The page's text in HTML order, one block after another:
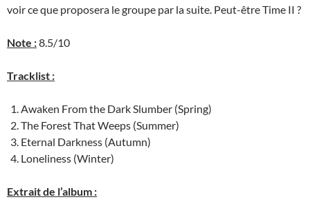
voir ce que proposera le groupe par la suite. Peut-être Time II ?
Note :8.5/10
Tracklist :
Awaken From the Dark Slumber (Spring)
The Forest That Weeps (Summer)
Eternal Darkness (Autumn)
Loneliness (Winter)
Extrait de l’album :